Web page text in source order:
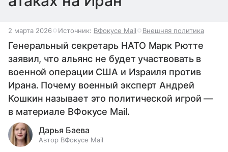
2 марта 2026 Источник: ВФокусе Mail Внешняя политика
Генеральный секретарь НАТО Марк Рютте
заявил, что альянс не будет участвовать в
военной операции США и Израиля против
Ирана. Почему военный эксперт Андрей
Кошкин называет это политической игрой —
в материале ВФокусе Mail.
Дарья Баева
Автор ВФокусе Mail